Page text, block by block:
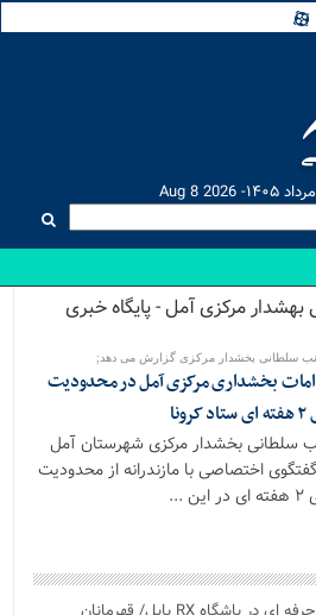
مرکزی آمل - پایگاه خبری
سلطانی بخشدار مرکزی گزارش می دهد;
بخشداری مرکزی آمل در محدودیت
سلطانی بخشدار مرکزی شهرستان آمل
اختصاصی با مازندرانه از محدودیت
...